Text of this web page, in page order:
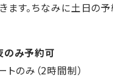
ます。ちなみに土日の
のみ予約可
のみ（2時間制）